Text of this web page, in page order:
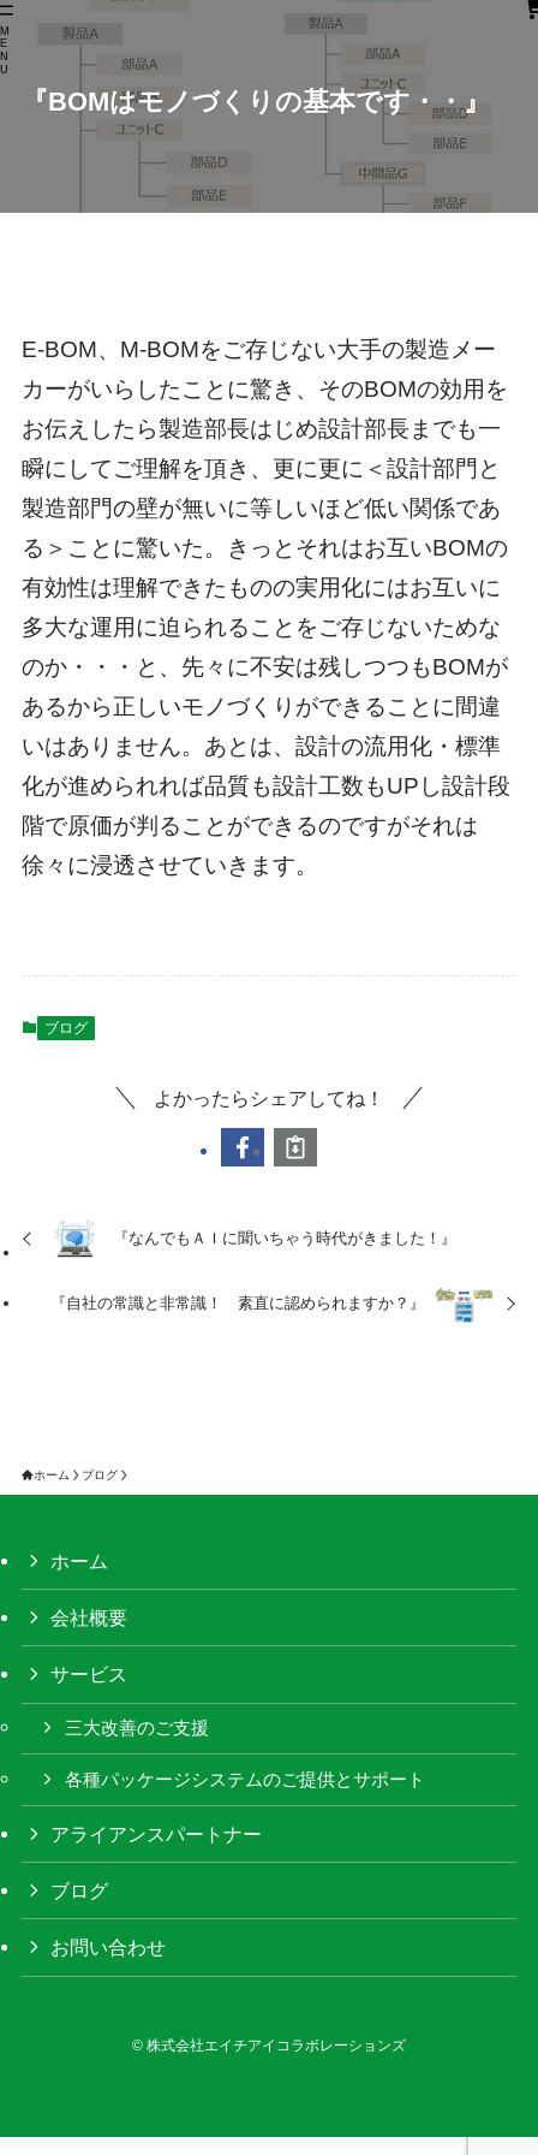
M
E
N
U
『BOMはモノづくりの基本です・・』
E-BOM、M-BOMをご存じない大手の製造メー
カーがいらしたことに驚き、そのBOMの効用を
お伝えしたら製造部長はじめ設計部長までも一
瞬にしてご理解を頂き、更に更に＜設計部門と
製造部門の壁が無いに等しいほど低い関係であ
る＞ことに驚いた。きっとそれはお互いBOMの
有効性は理解できたものの実用化にはお互いに
多大な運用に迫られることをご存じないためな
のか・・・と、先々に不安は残しつつもBOMが
あるから正しいモノづくりができることに間違
いはありません。あとは、設計の流用化・標準
化が進められれば品質も設計工数もUPし設計段
階で原価が判ることができるのですがそれは
徐々に浸透させていきます。
ブログ
よかったらシェアしてね！
『なんでもＡＩに聞いちゃう時代がきました！』
『自社の常識と非常識！ 素直に認められますか？』
ホーム ブログ
ホーム
会社概要
サービス
三大改善のご支援
各種パッケージシステムのご提供とサポート
アライアンスパートナー
ブログ
お問い合わせ
© 株式会社エイチアイコラボレーションズ